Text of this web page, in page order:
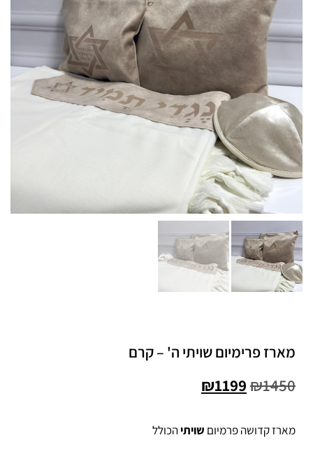
מארז פרימיום שויתי ה' – קרם
₪1450
₪1199
מארז קדושה פרמיום שויתיהכולל